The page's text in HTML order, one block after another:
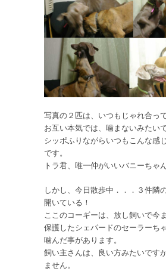
写真の２匹は、いつもじゃれ合っ
お互い本気では、噛まないみたいで
シッポふりながらいつもこんな感
です。
トラ君、唯一仲がいいバニーち
しかし、今日散歩中．．．３件隣
開いている！
ここのコーギーは、放し飼いで今
保護したシェパードのセーラーち
噛んだ事があります。
飼い主さんは、良い方みたいです
ません。